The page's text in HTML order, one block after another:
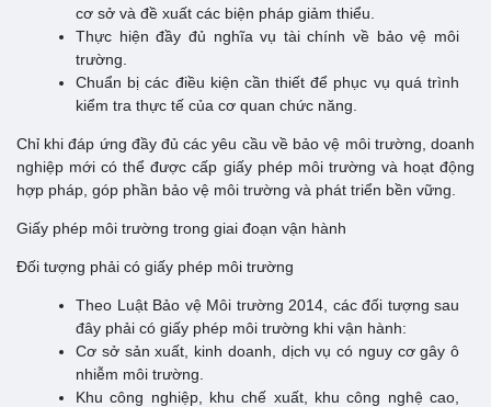
cơ sở và đề xuất các biện pháp giảm thiểu.
Thực hiện đầy đủ nghĩa vụ tài chính về bảo vệ môi
trường.
Chuẩn bị các điều kiện cần thiết để phục vụ quá trình
kiểm tra thực tế của cơ quan chức năng.
Chỉ khi đáp ứng đầy đủ các yêu cầu về bảo vệ môi trường, doanh
nghiệp mới có thể được cấp giấy phép môi trường và hoạt động
hợp pháp, góp phần bảo vệ môi trường và phát triển bền vững.
Giấy phép môi trường trong giai đoạn vận hành
Đối tượng phải có giấy phép môi trường
Theo Luật Bảo vệ Môi trường 2014, các đối tượng sau
đây phải có giấy phép môi trường khi vận hành:
Cơ sở sản xuất, kinh doanh, dịch vụ có nguy cơ gây ô
nhiễm môi trường.
Khu công nghiệp, khu chế xuất, khu công nghệ cao,